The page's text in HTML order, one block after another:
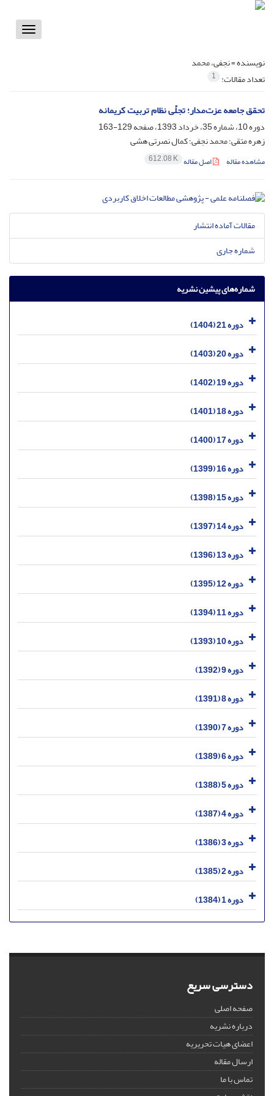
Toggle
نویسنده =نجفی، محمد
تعداد مقالات: 1
تحقق جامعه عزت‌مدار؛ تجلّی نظام تربیت کریمانه
دوره 10، شماره 35، خرداد 1393، صفحه
129-163
زهره متقی؛ محمد نجفی؛ کمال نصرتی هشی
مشاهده مقاله اصل مقاله 612.08 K
مقالات آماده انتشار
شماره جاری
شماره‌های پیشین نشریه
دوره 21 (1404)
دوره 20 (1403)
دوره 19 (1402)
دوره 18 (1401)
دوره 17 (1400)
دوره 16 (1399)
دوره 15 (1398)
دوره 14 (1397)
دوره 13 (1396)
دوره 12 (1395)
دوره 11 (1394)
دوره 10 (1393)
دوره 9 (1392)
دوره 8 (1391)
دوره 7 (1390)
دوره 6 (1389)
دوره 5 (1388)
دوره 4 (1387)
دوره 3 (1386)
دوره 2 (1385)
دوره 1 (1384)
دسترسی سریع
صفحه اصلی
درباره نشریه
اعضای هیات تحریریه
ارسال مقاله
تماس با ما